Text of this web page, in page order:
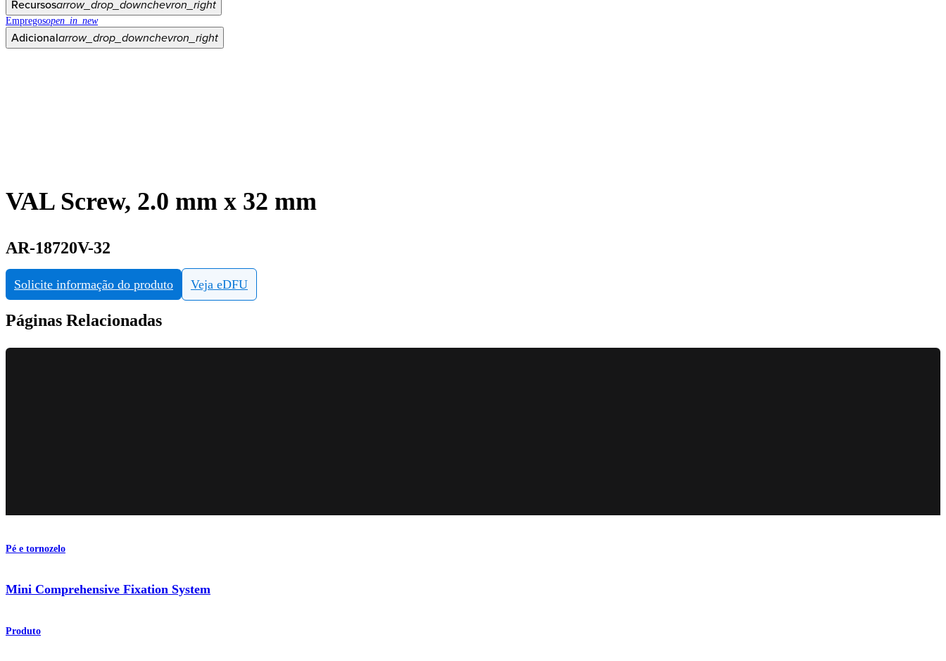
Recursosarrow_drop_downchevron_right
Empregosopen_in_new
Adicionalarrow_drop_downchevron_right
VAL Screw, 2.0 mm x 32 mm
AR-18720V-32
Solicite informação do produto Veja eDFU
Páginas Relacionadas
Pé e tornozelo
Mini Comprehensive Fixation System
Produto